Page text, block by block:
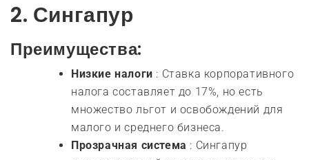
2. Сингапур
Преимущества:
Низкие налоги : Ставка корпоративного
налога составляет до 17%, но есть
множество льгот и освобождений для
малого и среднего бизнеса.
Прозрачная система : Сингапур